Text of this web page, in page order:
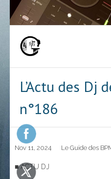
Skip
to
L’Actu des Dj
n°186
Nov 11, 2024 Le Guide des
■ ACTU DJ